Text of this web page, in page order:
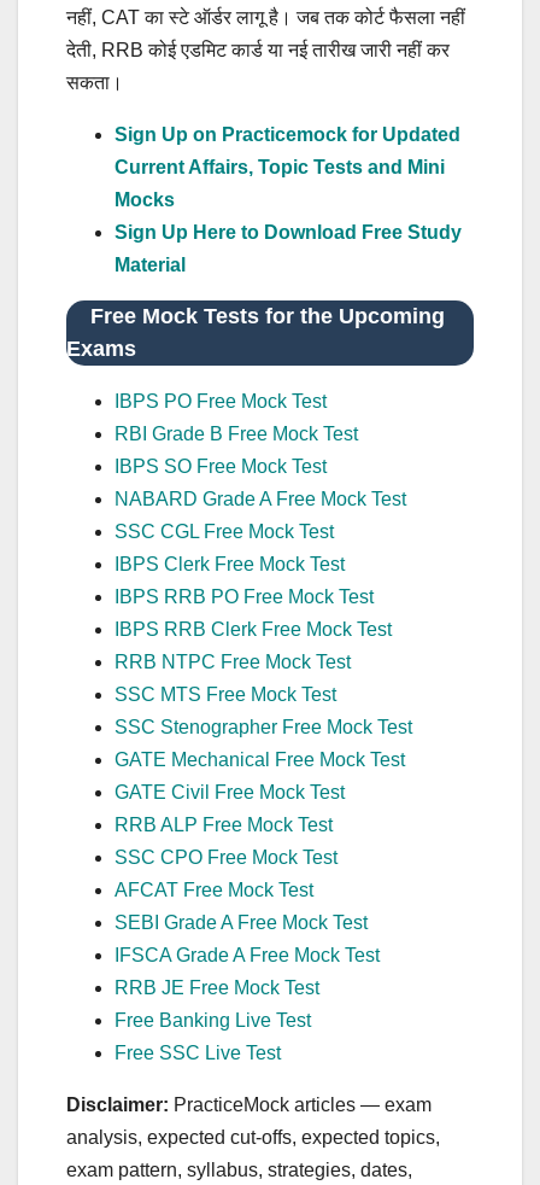
नहीं, CAT का स्टे ऑर्डर लागू है। जब तक कोर्ट फैसला नहीं
देती, RRB कोई एडमिट कार्ड या नई तारीख जारी नहीं कर
सकता।
Sign Up on Practicemock for Updated
Current Affairs, Topic Tests and Mini
Mocks
Sign Up Here to Download Free Study
Material
Free Mock Tests for the Upcoming
Exams
IBPS PO Free Mock Test
RBI Grade B Free Mock Test
IBPS SO Free Mock Test
NABARD Grade A Free Mock Test
SSC CGL Free Mock Test
IBPS Clerk Free Mock Test
IBPS RRB PO Free Mock Test
IBPS RRB Clerk Free Mock Test
RRB NTPC Free Mock Test
SSC MTS Free Mock Test
SSC Stenographer Free Mock Test
GATE Mechanical Free Mock Test
GATE Civil Free Mock Test
RRB ALP Free Mock Test
SSC CPO Free Mock Test
AFCAT Free Mock Test
SEBI Grade A Free Mock Test
IFSCA Grade A Free Mock Test
RRB JE Free Mock Test
Free Banking Live Test
Free SSC Live Test
Disclaimer: PracticeMock articles — exam
analysis, expected cut‑offs, expected topics,
exam pattern, syllabus, strategies, dates,